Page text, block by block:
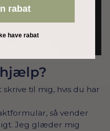
til mig, hvis du har
så vender
Jeg glæder mig
rabat
have rabat